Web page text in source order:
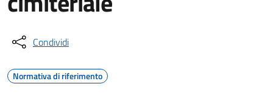
Condividi
Normativa di riferimento